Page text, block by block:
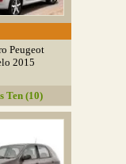
Peugeot
2015
Ten (10)